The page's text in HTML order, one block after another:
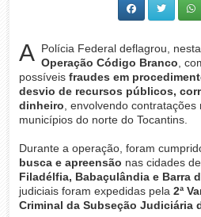
A Polícia Federal deflagrou,
Operação Código Branco ,
possíveis fraudes em
desvio de recursos públicos,
dinheiro , envolvendo
municípios do norte do Tocantins.
Durante a operação, foram
busca e apreensão nas cidades de
Filadélfia, Babaçulândia e Barra
judiciais foram expedidas pela 2ª
Criminal da Subseção Judiciária